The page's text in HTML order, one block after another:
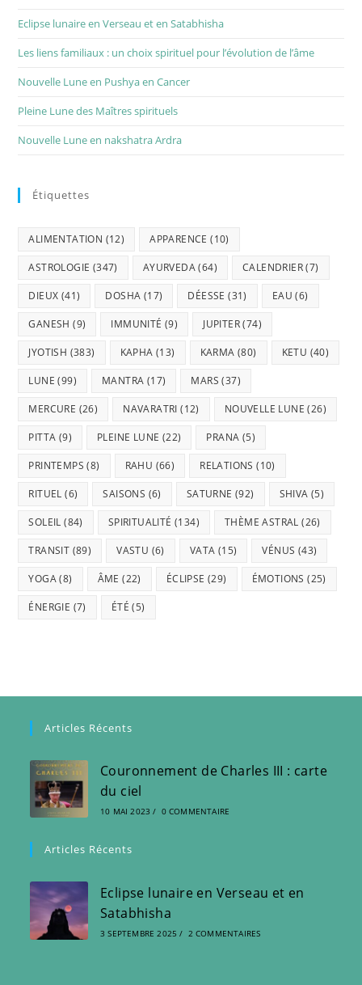
Eclipse lunaire en Verseau et en Satabhisha
Les liens familiaux : un choix spirituel pour l’évolution de l’âme
Nouvelle Lune en Pushya en Cancer
Pleine Lune des Maîtres spirituels
Nouvelle Lune en nakshatra Ardra
Étiquettes
ALIMENTATION (12) APPARENCE (10)
ASTROLOGIE (347) AYURVEDA(64) CALENDRIER(7)
DIEUX (41) DOSHA (17) DÉESSE (31) EAU (6)
GANESH (9) IMMUNITÉ (9) JUPITER(74)
JYOTISH (383) KAPHA (13) KARMA (80) KETU (40)
LUNE (99) MANTRA (17) MARS (37)
MERCURE (26) NAVARATRI (12) NOUVELLE LUNE (26)
PITTA (9) PLEINE LUNE (22) PRANA (5)
PRINTEMPS (8) RAHU (66) RELATIONS (10)
RITUEL (6) SAISONS (6) SATURNE (92) SHIVA (5)
SOLEIL (84) SPIRITUALITÉ (134) THÈME ASTRAL (26)
TRANSIT (89) VASTU (6) VATA (15) VÉNUS (43)
YOGA(8) ÂME (22) ÉCLIPSE (29) ÉMOTIONS (25)
ÉNERGIE (7) ÉTÉ (5)
Articles Récents
Couronnement de Charles III : carte
du ciel
10 MAI 2023 / 0 COMMENTAIRE
Articles Récents
Eclipse lunaire en Verseau et en
Satabhisha
3 SEPTEMBRE 2025 / 2 COMMENTAIRES